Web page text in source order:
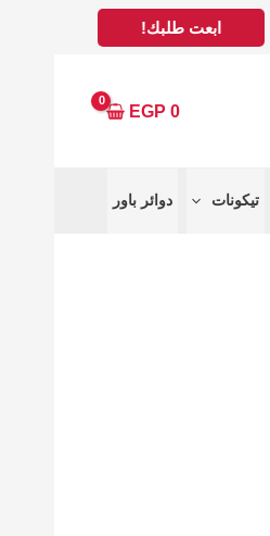
ابعت طلبك!
0
EGP
تيكونات دوائر باور